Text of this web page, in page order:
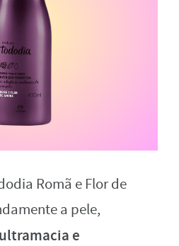
Romã e Flor de
a pele,
e